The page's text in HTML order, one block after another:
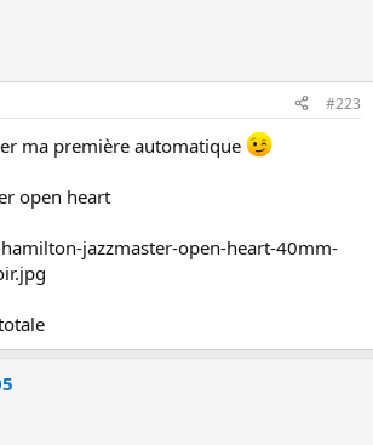
#223
ma première automatique
open heart